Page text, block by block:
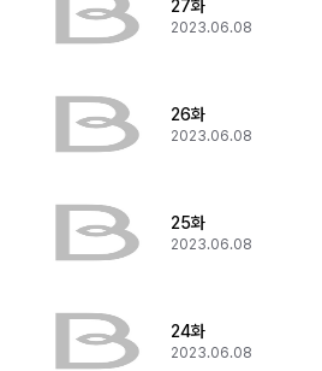
27화
2023.06.08
26화
2023.06.08
25화
2023.06.08
24화
2023.06.08